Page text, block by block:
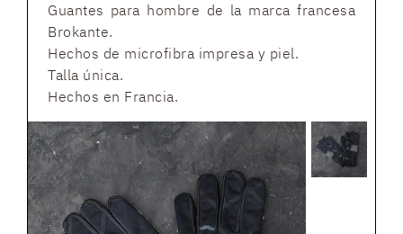
Guantes para hombre de la marca francesa
Brokante.
Hechos de microfibra impresa y piel.
Talla única.
Hechos en Francia.